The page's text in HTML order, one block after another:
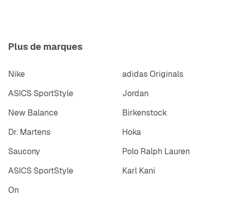
Plus de marques
Nike
adidas Originals
ASICS SportStyle
Jordan
New Balance
Birkenstock
Dr. Martens
Hoka
Saucony
Polo Ralph Lauren
ASICS SportStyle
Karl Kani
On